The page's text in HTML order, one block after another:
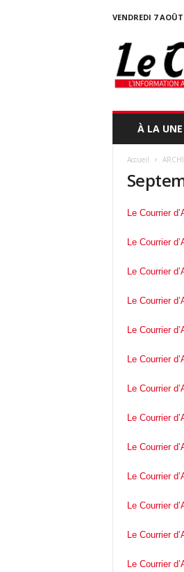
VENDREDI 7
o
u
À LA UNE
Accueil
Le Courrier
Le Courrier
Le Courrier
Le Courrier
Le Courrier
Le Courrier
Le Courrier
Le Courrier
Le Courrier
Le Courrier
Le Courrier
Le Courrier
Le Courrier